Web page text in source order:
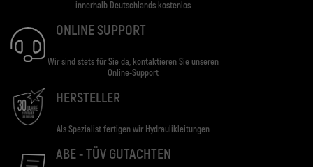
innerhalb Deutschlands kostenlos
ONLINE SUPPORT
Wir sind stets für Sie da, kontaktieren Sie unseren
Online-Support
HERSTELLER
Als Spezialist fertigen wir Hydraulikleitungen
ABE - TÜV GUTACHTEN